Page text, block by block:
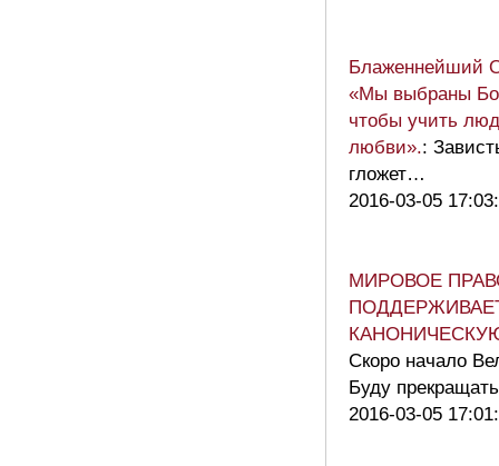
Блаженнейший
«Мы выбраны
чтобы учить
любви».:
гложет…
2016-03-05
МИРОВОЕ
Скоро начало
Буду
2016-03-05